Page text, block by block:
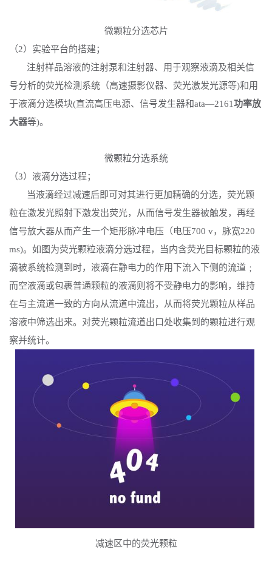
微颗粒分选芯片
（2）实验平台的搭建；
注射样品溶液的注射泵和注射器、用于观察液滴及相关信
号分析的荧光检测系统（高速摄影仪器、荧光激发光源等)和用
于液滴分选模块(直流高压电源、信号发生器和ata—2161功率放
大器等)。
微颗粒分选系统
（3）液滴分选过程；
当液滴经过减速后即可对其进行更加精确的分选，荧光颗
粒在激发光照射下激发出荧光，从而信号发生器被触发，再经
信号放大器从而产生一个矩形脉冲电压（电压700 v，脉宽220
ms)。 如图 为荧光颗粒液滴分选过程，当内含荧光目标颗粒的液
滴被系统检测到时，液滴在静电力的作用下流入下侧的流道﹔
而空液滴或包裹普通颗粒的液滴则将不受静电力的影响，维持
在与主流道一致的方向从流道中流出，从而将荧光颗粒从样品
溶液中筛选出来。对荧光颗粒流道出口处收集到的颗粒进行观
察并统计。
减速区中的荧光颗粒